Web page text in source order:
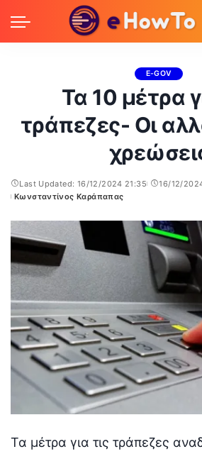
E-GOV
Τα 10 μέτρα
τράπεζες- Οι
Last Updated: 16/12/2024 21:35
16/12/
Posted
Κωνσταντίνος Καράπαπας
Τα μέτρα για τις τράπεζες